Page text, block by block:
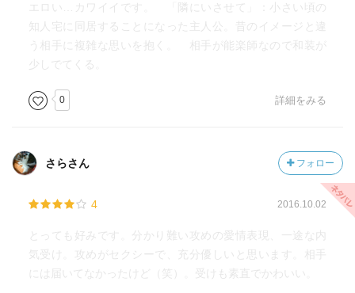
エロい…カワイイです。 「隣にいさせて」：小さい頃の
知人宅に同居することになった主人公。昔のイメージと違
う相手に複雑な思いを抱く。 相手が能楽師なので和装が
少しでてくる。
0 詳細をみる
さらさん フォロー
4 2016.10.02
とっても好みです。分かり難い攻めの愛情表現、一途な内
気受け。攻めがセクシーで、充分優しいと思います。相手
には届いてなかったけど（笑）。受けも素直でかわいい。